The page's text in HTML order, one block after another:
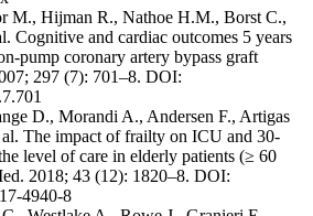
M., Hijman R., Nathoe H.M., Borst C.,
Cognitive and cardiac outcomes 5 years
pump coronary artery bypass graft
297 (7): 701–8. DOI:
D., Morandi A., Andersen F., Artigas
The impact of frailty on ICU and 30-
level of care in elderly patients (≥ 60
2018; 43 (12): 1820–8. DOI:
4940-8